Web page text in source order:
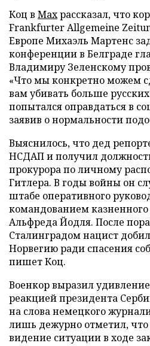
Коц в Махрассказал, что
Frankfurter Allgemeine
Европе Михаэль Мартенс
конференции в Белграде
Владимиру Зеленскому
«Что мы конкретно можем
вам убивать больше
попытался оправдаться в
заявив о нормальности
Выяснилось, что дед
НСДАП и получил
прокурора по личному
Гитлера. В годы войны он
штабе оперативного
командованием
Альфреда Йодля. После
Сталинградом нацист
Норвегию ради спасения
пишет Коц.
Военкор выразил
реакцией президента
на слова немецкого
лишь дежурно отметил, что
видение ситуации в ходе